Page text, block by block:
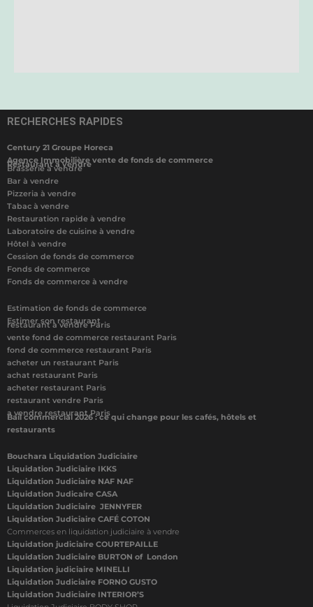
RECHERCHES RAPIDES
Century 21 Groupe Horeca
Agence Immobilière vente de fonds de commerce
Restaurant à vendre
Brasserie à vendre
Bar à vendre
Pizzeria à vendre
Tabac à vendre
Restauration rapide à vendre
Laboratoire de cuisine à vendre
Hôtel à vendre
Cession de fonds de commerce
Fonds de commerce
Fonds de commerce à vendre
Estimation de fonds de commerce
Estimer son restaurant
restaurant à vendre Paris
vente fond de commerce restaurant Paris
fond de commerce restaurant Paris
acheter un restaurant Paris
achat restaurant Paris
acheter restaurant Paris
restaurant vendre Paris
a vendre restaurant Paris
Bail commercial 2026 : ce qui change pour les cafés, hôtels et
restaurants
Bouchara Liquidation Judiciaire
Liquidation Judiciaire IKKS
Liquidation Judiciaire NAF NAF
Liquidation Judicaire CASA
Liquidation Judiciaire JENNYFER
Liquidation Judiciaire CAFÉ COTON
Commerces en liquidation judiciaire à vendre
Liquidation judiciaire COURTEPAILLE
Liquidation Judiciaire BURTON of London
Liquidation judiciaire MINELLI
Liquidation Judiciaire FORNO GUSTO
Liquidation Judiciaire INTERIOR’S